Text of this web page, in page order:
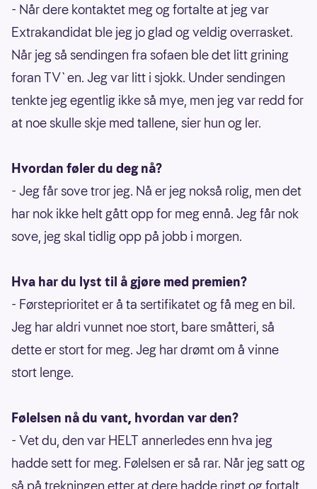
- Når dere kontaktet meg og fortalte at jeg var
Extrakandidat ble jeg jo glad og veldig overrasket.
Når jeg så sendingen fra sofaen ble det litt grining
foran TV`en. Jeg var litt i sjokk. Under sendingen
tenkte jeg egentlig ikke så mye, men jeg var redd for
at noe skulle skje med tallene, sier hun og ler.
Hvordan føler du deg nå?
- Jeg får sove tror jeg. Nå er jeg nokså rolig, men det
har nok ikke helt gått opp for meg ennå. Jeg får nok
sove, jeg skal tidlig opp på jobb i morgen.
Hva har du lyst til å gjøre med premien?
- Førsteprioritet er å ta sertifikatet og få meg en bil.
Jeg har aldri vunnet noe stort, bare småtteri, så
dette er stort for meg. Jeg har drømt om å vinne
stort lenge.
Følelsen nå du vant, hvordan var den?
- Vet du, den var HELT annerledes enn hva jeg
hadde sett for meg. Følelsen er så rar. Når jeg satt og